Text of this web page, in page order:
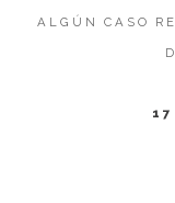
ALGÚN CASO